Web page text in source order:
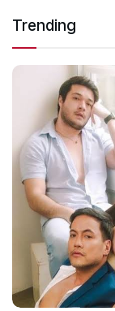
Trending